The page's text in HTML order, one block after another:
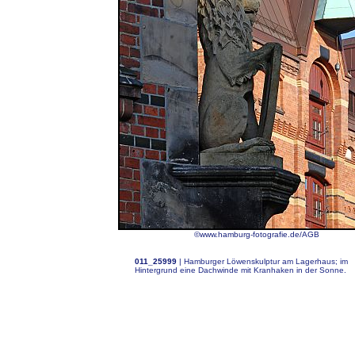
©www.hamburg-fotografie.de/AGB
011_25999| Hamburger Löwenskulptur am Lagerhaus; im
Hintergrund eine Dachwinde mit Kranhaken in der